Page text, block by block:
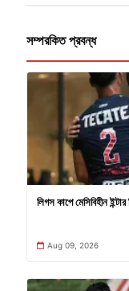
সম্পরকিত প্রবন্ধ
লিগস কাপে মেসিবিহীন
Aug 09, 2026